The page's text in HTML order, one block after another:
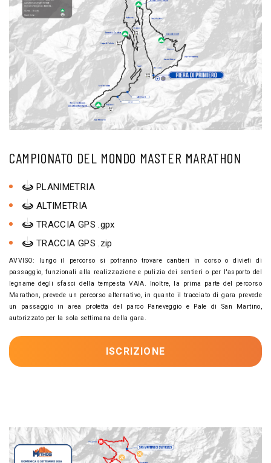
CAMPIONATO DEL MONDO MASTER MARATHON
PLANIMETRIA
ALTIMETRIA
TRACCIA GPS .gpx
TRACCIA GPS .zip
AVVISO: lungo il percorso si potranno trovare cantieri in corso o divieti di
passaggio, funzionali alla realizzazione e pulizia dei sentieri o per l'asporto del
legname degli sfasci della tempesta VAIA. Inoltre, la prima parte del percorso
Marathon, prevede un percorso alternativo, in quanto il tracciato di gara prevede
un passaggio in area protetta del parco Paneveggio e Pale di San Martino,
autorizzato per la sola settimana della gara.
ISCRIZIONE